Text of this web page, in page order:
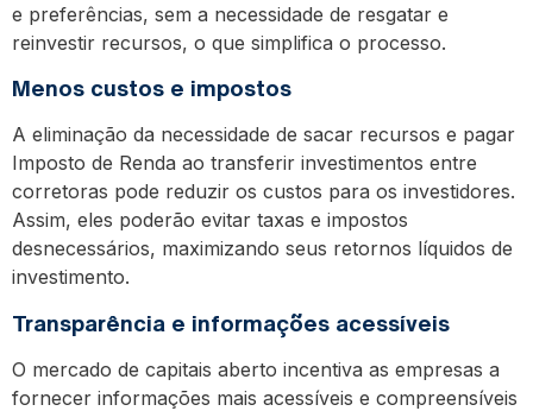
e preferências, sem a necessidade de resgatar e
reinvestir recursos, o que simplifica o processo.
Menos custos e impostos
A eliminação da necessidade de sacar recursos e pagar
Imposto de Renda ao transferir investimentos entre
corretoras pode reduzir os custos para os investidores.
Assim, eles poderão evitar taxas e impostos
desnecessários, maximizando seus retornos líquidos de
investimento.
Transparência e informações acessíveis
O mercado de capitais aberto incentiva as empresas a
fornecer informações mais acessíveis e compreensíveis